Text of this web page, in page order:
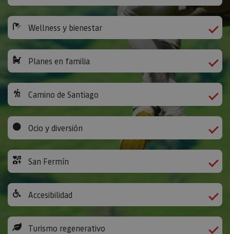
Wellness y bienestar
Planes en familia
Camino de Santiago
Ocio y diversión
San Fermín
Accesibilidad
Turismo regenerativo